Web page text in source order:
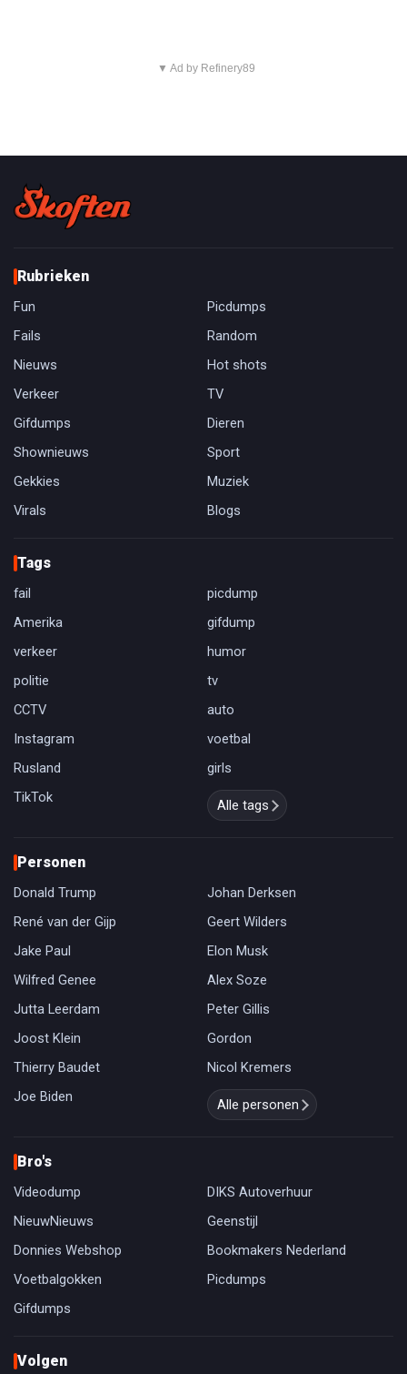
▼ Ad by Refinery89
Rubrieken
Fun
Picdumps
Fails
Random
Nieuws
Hot shots
Verkeer
TV
Gifdumps
Dieren
Shownieuws
Sport
Gekkies
Muziek
Virals
Blogs
Tags
fail
picdump
Amerika
gifdump
verkeer
humor
politie
tv
CCTV
auto
Instagram
voetbal
Rusland
girls
TikTok
Alle tags
Personen
Donald Trump
Johan Derksen
René van der Gijp
Geert Wilders
Jake Paul
Elon Musk
Wilfred Genee
Alex Soze
Jutta Leerdam
Peter Gillis
Joost Klein
Gordon
Thierry Baudet
Nicol Kremers
Joe Biden
Alle personen
Bro's
Videodump
DIKS Autoverhuur
NieuwNieuws
Geenstijl
Donnies Webshop
Bookmakers Nederland
Voetbalgokken
Picdumps
Gifdumps
Volgen